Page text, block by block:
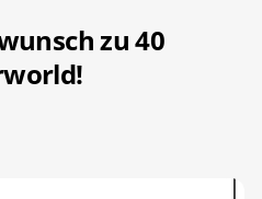
zu 40